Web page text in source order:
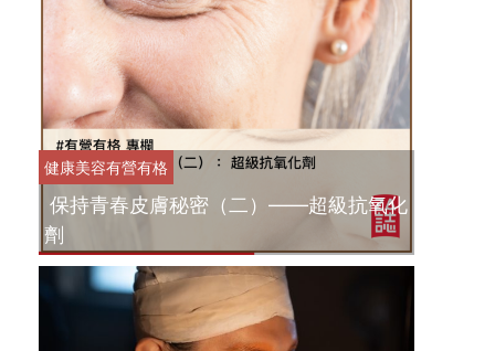
健康美容有營有格
保持青春皮膚秘密（二）——超級抗氧化
劑